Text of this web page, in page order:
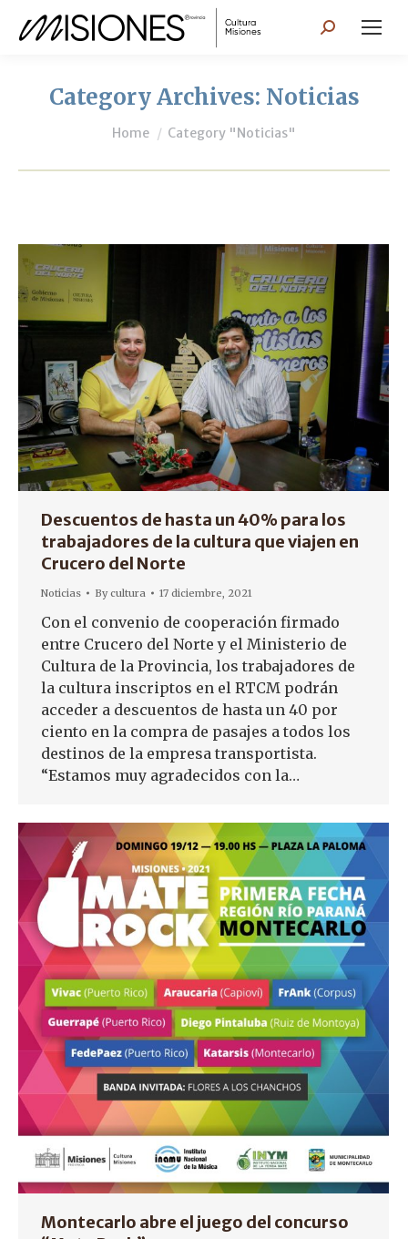
Search:
Category Archives: Noticias
You are here:
Home Category "Noticias"
Descuentos de hasta un 40% para los
trabajadores de la cultura que viajen en
Crucero del Norte
Noticias Bycultura 17 diciembre, 2021
Con el convenio de cooperación firmado
entre Crucero del Norte y el Ministerio de
Cultura de la Provincia, los trabajadores de
la cultura inscriptos en el RTCM podrán
acceder a descuentos de hasta un 40 por
ciento en la compra de pasajes a todos los
destinos de la empresa transportista.
“Estamos muy agradecidos con la…
Montecarlo abre el juego del concurso